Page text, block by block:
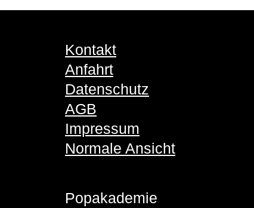
Kontakt
Anfahrt
Datenschutz
AGB
Impressum
Normale Ansicht
Popakademie